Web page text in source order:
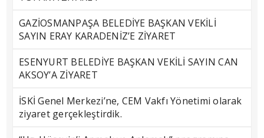
GAZİOSMANPAŞA BELEDİYE BAŞKAN VEKİLİ
SAYIN ERAY KARADENİZ’E ZİYARET
ESENYURT BELEDİYE BAŞKAN VEKİLİ SAYIN CAN
AKSOY’A ZİYARET
İSKİ Genel Merkezi’ne, CEM Vakfı Yönetimi olarak
ziyaret gerçekleştirdik.